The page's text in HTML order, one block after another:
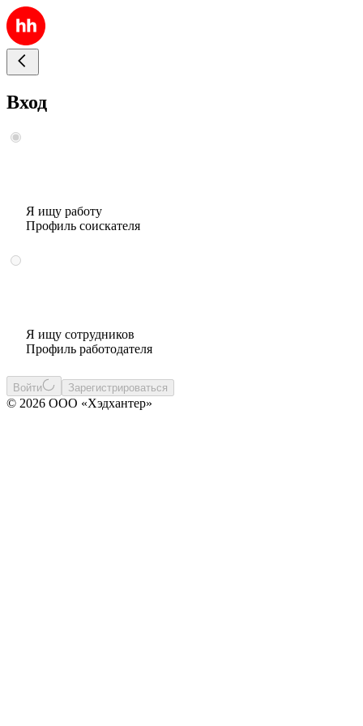
Вход
Я ищу работу
Профиль соискателя
Я ищу сотрудников
Профиль работодателя
Войти Зарегистрироваться
© 2026 ООО «Хэдхантер»